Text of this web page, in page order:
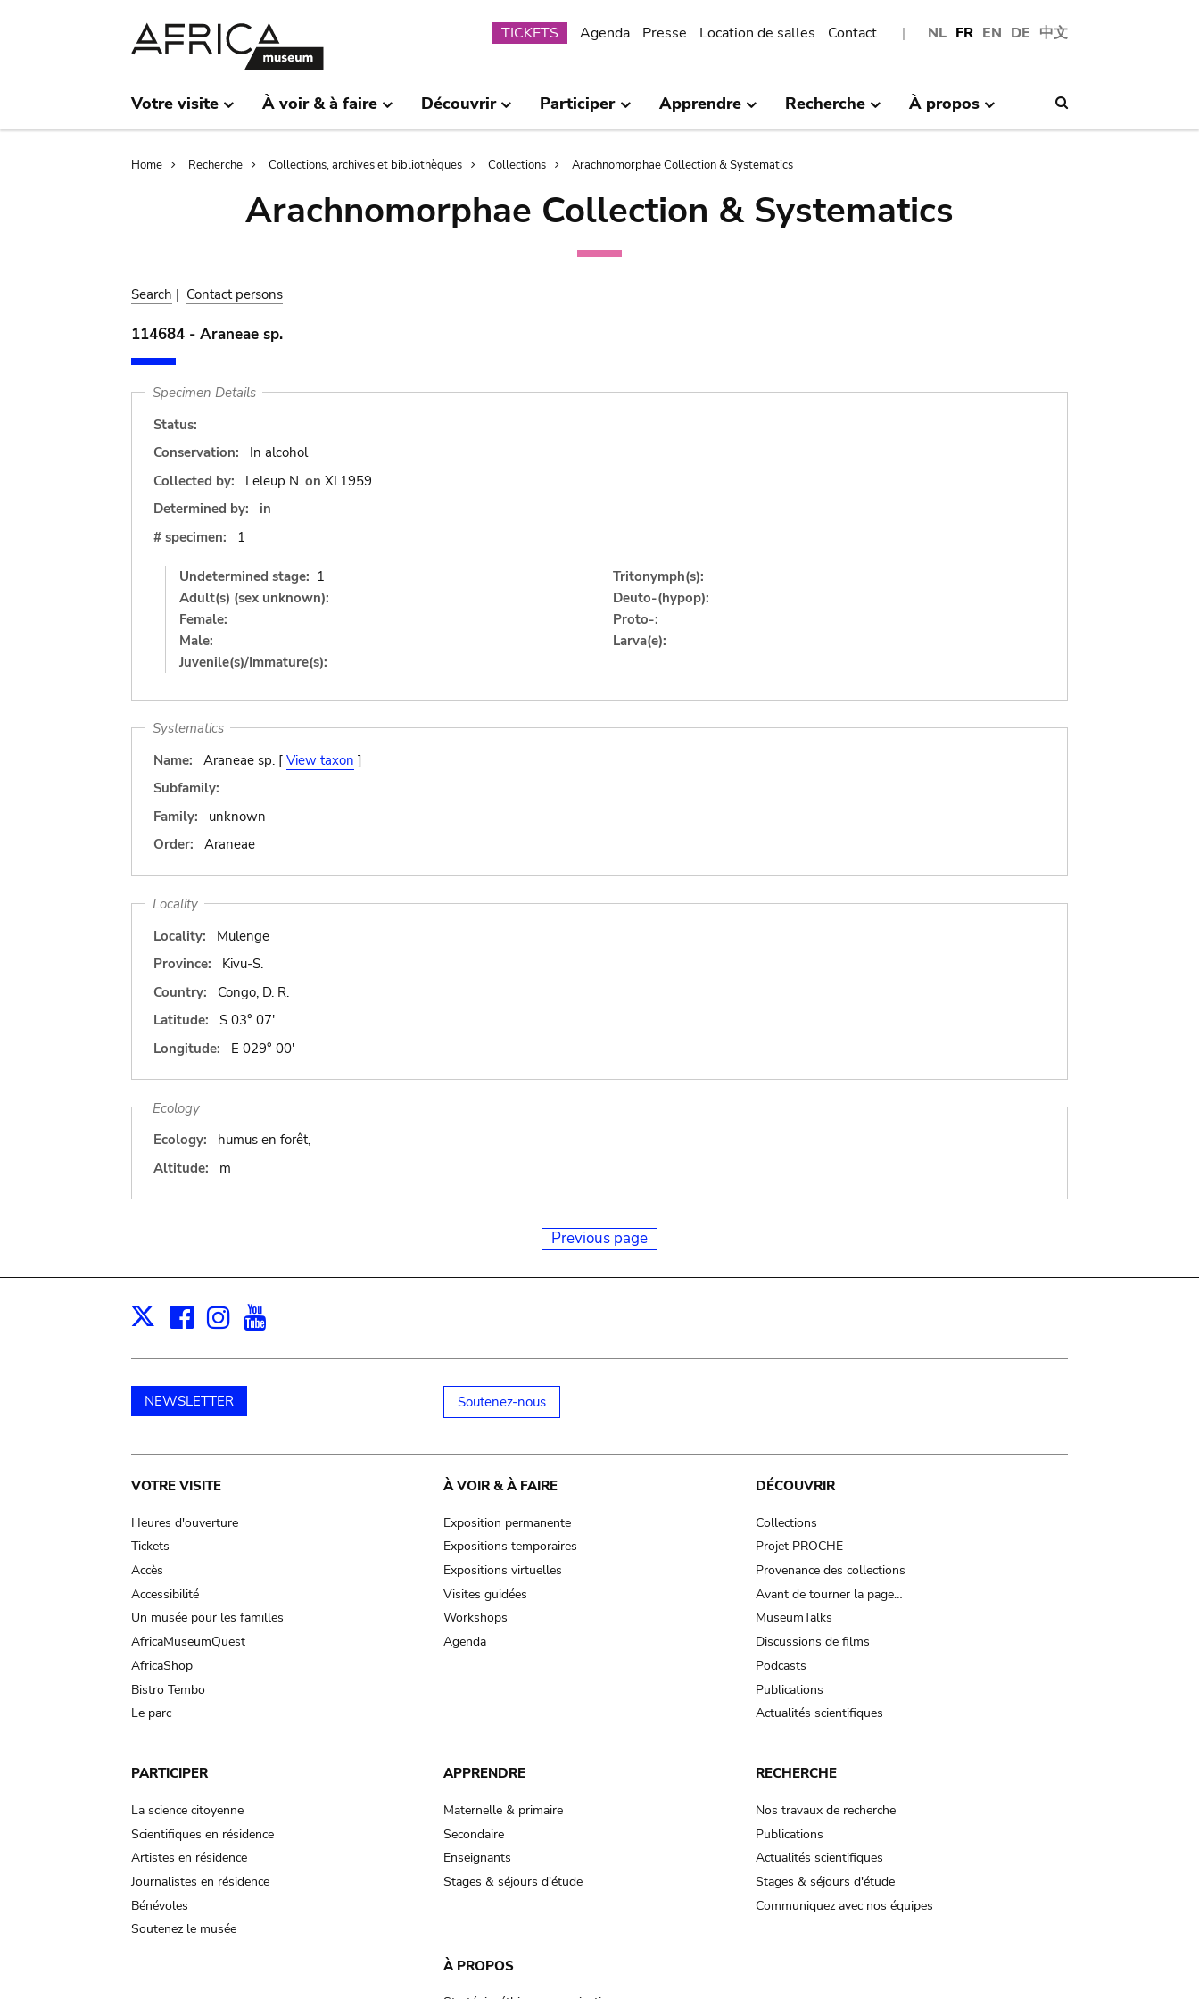
NL FR EN DE 中文
Submenu
TICKETS Agenda Presse Location de salles Contact
Votre visite À voir & à faire Découvrir Participer Apprendre Recherche À propos
Breadcrumb
Home Recherche Collections, archives et bibliothèques Collections Arachnomorphae Collection & Systematics
Arachnomorphae Collection & Systematics
Search | Contact persons
114684 - Araneae sp.
Specimen Details
Status:
Conservation:
In alcohol
Collected by:
Leleup N. on XI.1959
Determined by:
in
# specimen:
1
Undetermined stage: 1
Adult(s) (sex unknown):
Female:
Male:
Juvenile(s)/Immature(s):
Tritonymph(s):
Deuto-(hypop):
Proto-:
Larva(e):
Systematics
Name:
Araneae sp. [ View taxon ]
Subfamily:
Family:
unknown
Order:
Araneae
Locality
Locality:
Mulenge
Province:
Kivu-S.
Country:
Congo, D. R.
Latitude:
S 03° 07'
Longitude:
E 029° 00'
Ecology
Ecology:
humus en forêt,
Altitude:
m
Previous page
X Facebook
Instagram
NEWSLETTER Soutenez-nous
Main
navigation
VOTRE VISITE
Heures d'ouverture
Tickets
Accès
Accessibilité
Un musée pour les familles
AfricaMuseumQuest
AfricaShop
Bistro Tembo
Le parc
À VOIR & À FAIRE
Exposition permanente
Expositions temporaires
Expositions virtuelles
Visites guidées
Workshops
Agenda
DÉCOUVRIR
Collections
Projet PROCHE
Provenance des collections
Avant de tourner la page…
MuseumTalks
Discussions de films
Podcasts
Publications
Actualités scientifiques
PARTICIPER
La science citoyenne
Scientifiques en résidence
Artistes en résidence
Journalistes en résidence
Bénévoles
Soutenez le musée
APPRENDRE
Maternelle & primaire
Secondaire
Enseignants
Stages & séjours d'étude
RECHERCHE
Nos travaux de recherche
Publications
Actualités scientifiques
Stages & séjours d'étude
Communiquez avec nos équipes
À PROPOS